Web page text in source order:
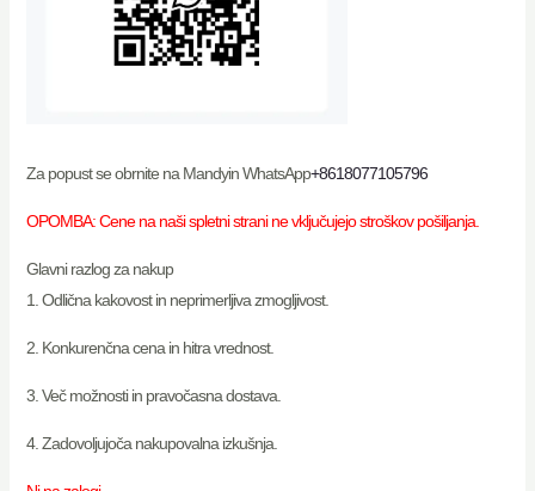
Za popust se obrnite na Mandyin WhatsApp+8618077105796
OPOMBA: Cene na naši spletni strani ne vključujejo stroškov pošiljanja.
Glavni razlog za nakup
1. Odlična kakovost in neprimerljiva zmogljivost.
2. Konkurenčna cena in hitra vrednost.
3. Več možnosti in pravočasna dostava.
4. Zadovoljujoča nakupovalna izkušnja.